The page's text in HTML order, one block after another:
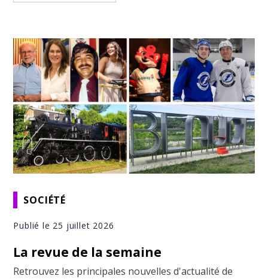
SOCIÉTÉ
Publié le 25 juillet 2026
La revue de la semaine
Retrouvez les principales nouvelles d'actualité de